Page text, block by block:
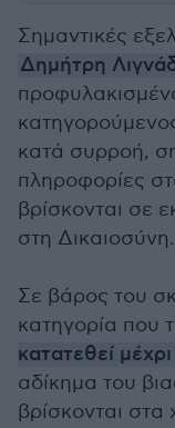
Σημαντικές
Δημήτρη
κατά συρροή,
πληροφορίες
βρίσκονται σε
στη Δικαιοσύνη.
Σε βάρος του
κατηγορία που
κατατεθεί
αδίκημα του
βρίσκονται στα